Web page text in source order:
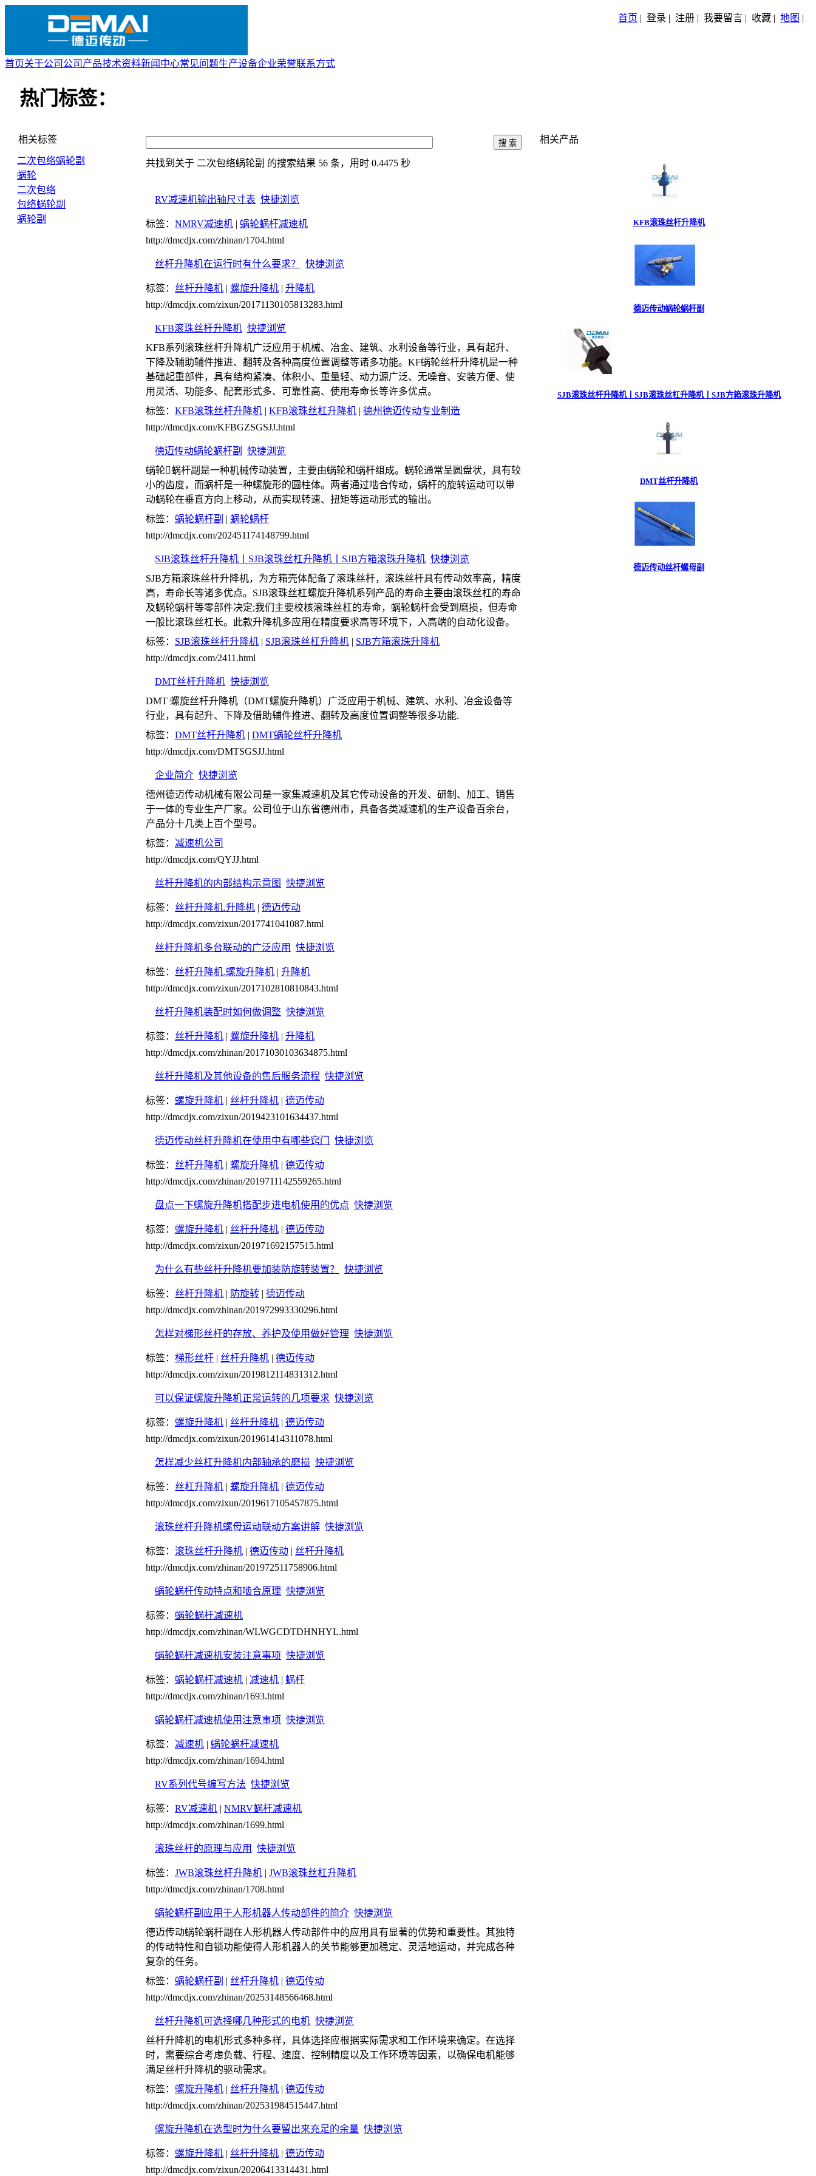
首页 | 登录 | 注册 | 我要留言 | 收藏 | 地图 |
首页关于公司 公司产品技术资料新闻中心常见问题生产设备企业荣誉联系方式
热门标签：
相关标签
二次包络蜗轮副
蜗轮
二次包络
包络蜗轮副
蜗轮副
共找到关于 二次包络蜗轮副 的搜索结果 56 条，用时 0.4475 秒
RV减速机输出轴尺寸表 快捷浏览
标签： NMRV减速机 | 蜗轮蜗杆减速机
http://dmcdjx.com/zhinan/1704.html
丝杆升降机在运行时有什么要求？ 快捷浏览
标签： 丝杆升降机 | 螺旋升降机 | 升降机
http://dmcdjx.com/zixun/20171130105813283.html
KFB滚珠丝杆升降机 快捷浏览
KFB系列滚珠丝杆升降机广泛应用于机械、冶金、建筑、水利设备等行业，具有起升、
下降及辅助辅件推进、翻转及各种高度位置调整等诸多功能。KF蜗轮丝杆升降机是一种
基础起重部件，具有结构紧凑、体积小、重量轻、动力源广泛、无噪音、安装方便、使
用灵活、功能多、配套形式多、可靠性高、使用寿命长等许多优点。
标签： KFB滚珠丝杆升降机 | KFB滚珠丝杠升降机 | 德州德迈传动专业制造
http://dmcdjx.com/KFBGZSGSJJ.html
德迈传动蜗轮蜗杆副
快捷浏览
蜗轮蜗杆副是一种机械传动装置，主要由蜗轮和蜗杆组成。蜗轮通常呈圆盘状，具有较
小的齿度，而蜗杆是一种螺旋形的圆柱体。两者通过啮合传动，蜗杆的旋转运动可以带
动蜗轮在垂直方向上移动，从而实现转速、扭矩等运动形式的输出。
标签： 蜗轮蜗杆副 | 蜗轮蜗杆
http://dmcdjx.com/202451174148799.html
SJB滚珠丝杆升降机丨SJB滚珠丝杠升降机丨SJB方箱滚珠升降机 快捷浏览
SJB方箱滚珠丝杆升降机，为方箱壳体配备了滚珠丝杆，滚珠丝杆具有传动效率高，精度
高，寿命长等诸多优点。SJB滚珠丝杠螺旋升降机系列产品的寿命主要由滚珠丝杠的寿命
及蜗轮蜗杆等零部件决定;我们主要校核滚珠丝杠的寿命，蜗轮蜗杆会受到磨损，但寿命
一般比滚珠丝杠长。此款升降机多应用在精度要求高等环境下，入高端的自动化设备。
标签： SJB滚珠丝杆升降机 | SJB滚珠丝杠升降机 | SJB方箱滚珠升降机
http://dmcdjx.com/2411.html
DMT丝杆升降机 快捷浏览
DMT 螺旋丝杆升降机（DMT螺旋升降机）广泛应用于机械、建筑、水利、冶金设备等
行业，具有起升、下降及借助辅件推进、翻转及高度位置调整等很多功能.
标签： DMT丝杆升降机 | DMT蜗轮丝杆升降机
http://dmcdjx.com/DMTSGSJJ.html
企业简介 快捷浏览
德州德迈传动机械有限公司是一家集减速机及其它传动设备的开发、研制、加工、销售
于一体的专业生产厂家。公司位于山东省德州市，具备各类减速机的生产设备百余台，
产品分十几类上百个型号。
标签： 减速机公司
http://dmcdjx.com/QYJJ.html
丝杆升降机的内部结构示意图 快捷浏览
标签： 丝杆升降机.升降机 | 德迈传动
http://dmcdjx.com/zixun/2017741041087.html
丝杆升降机多台联动的广泛应用 快捷浏览
标签： 丝杆升降机.螺旋升降机 | 升降机
http://dmcdjx.com/zixun/2017102810810843.html
丝杆升降机装配时如何做调整 快捷浏览
标签： 丝杆升降机 | 螺旋升降机 | 升降机
http://dmcdjx.com/zhinan/20171030103634875.html
丝杆升降机及其他设备的售后服务流程 快捷浏览
标签： 螺旋升降机 | 丝杆升降机 | 德迈传动
http://dmcdjx.com/zixun/2019423101634437.html
德迈传动丝杆升降机在使用中有哪些窍门 快捷浏览
标签： 丝杆升降机 | 螺旋升降机 | 德迈传动
http://dmcdjx.com/zhinan/2019711142559265.html
盘点一下螺旋升降机搭配步进电机使用的优点 快捷浏览
标签： 螺旋升降机 | 丝杆升降机 | 德迈传动
http://dmcdjx.com/zixun/201971692157515.html
为什么有些丝杆升降机要加装防旋转装置？ 快捷浏览
标签： 丝杆升降机 | 防旋转 | 德迈传动
http://dmcdjx.com/zhinan/201972993330296.html
怎样对梯形丝杆的存放、养护及使用做好管理 快捷浏览
标签： 梯形丝杆 | 丝杆升降机 | 德迈传动
http://dmcdjx.com/zixun/2019812114831312.html
可以保证螺旋升降机正常运转的几项要求 快捷浏览
标签： 螺旋升降机 | 丝杆升降机 | 德迈传动
http://dmcdjx.com/zixun/201961414311078.html
怎样减少丝杠升降机内部轴承的磨损 快捷浏览
标签： 丝杠升降机 | 螺旋升降机 | 德迈传动
http://dmcdjx.com/zixun/2019617105457875.html
滚珠丝杆升降机螺母运动联动方案讲解 快捷浏览
标签： 滚珠丝杆升降机 | 德迈传动 | 丝杆升降机
http://dmcdjx.com/zhinan/201972511758906.html
蜗轮蜗杆传动特点和啮合原理 快捷浏览
标签： 蜗轮蜗杆减速机
http://dmcdjx.com/zhinan/WLWGCDTDHNHYL.html
蜗轮蜗杆减速机安装注意事项 快捷浏览
标签： 蜗轮蜗杆减速机 | 减速机 | 蜗杆
http://dmcdjx.com/zhinan/1693.html
蜗轮蜗杆减速机使用注意事项 快捷浏览
标签： 减速机 | 蜗轮蜗杆减速机
http://dmcdjx.com/zhinan/1694.html
RV系列代号编写方法 快捷浏览
标签： RV减速机 | NMRV蜗杆减速机
http://dmcdjx.com/zhinan/1699.html
滚珠丝杆的原理与应用 快捷浏览
标签： JWB滚珠丝杆升降机 | JWB滚珠丝杠升降机
http://dmcdjx.com/zhinan/1708.html
蜗轮蜗杆副应用于人形机器人传动部件的简介 快捷浏览
德迈传动蜗轮蜗杆副在人形机器人传动部件中的应用具有显著的优势和重要性。其独特
的传动特性和自锁功能使得人形机器人的关节能够更加稳定、灵活地运动，并完成各种
复杂的任务。
标签： 蜗轮蜗杆副 | 丝杆升降机 | 德迈传动
http://dmcdjx.com/zhinan/20253148566468.html
丝杆升降机可选择哪几种形式的电机 快捷浏览
丝杆升降机的电机形式多种多样，具体选择应根据实际需求和工作环境来确定。在选择
时，需要综合考虑负载、行程、速度、控制精度以及工作环境等因素，以确保电机能够
满足丝杆升降机的驱动需求。
标签： 螺旋升降机 | 丝杆升降机 | 德迈传动
http://dmcdjx.com/zhinan/202531984515447.html
螺旋升降机在选型时为什么要留出来充足的余量 快捷浏览
标签： 螺旋升降机 | 丝杆升降机 | 德迈传动
http://dmcdjx.com/zixun/20206413314431.html
相关产品
KFB滚珠丝杆升降机
德迈传动蜗轮蜗杆副
SJB滚珠丝杆升降机丨SJB滚珠丝杠升降机丨SJB方箱滚珠升降机
DMT丝杆升降机
德迈传动丝杆螺母副